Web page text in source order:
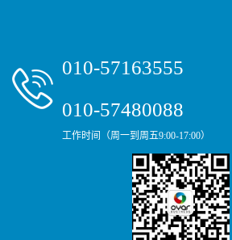
010-57163555
010-57480088
工作时间（周一到周五9:00-17:00）